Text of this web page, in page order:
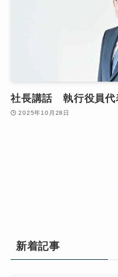
社長講話 執行役員
2025年10月28日
新着記事